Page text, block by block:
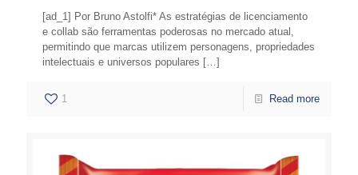
[ad_1] Por Bruno Astolfi* As estratégias de licenciamento
e collab são ferramentas poderosas no mercado atual,
permitindo que marcas utilizem personagens, propriedades
intelectuais e universos populares […]
1 Read more